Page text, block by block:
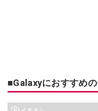
■Galaxyにおすすめ